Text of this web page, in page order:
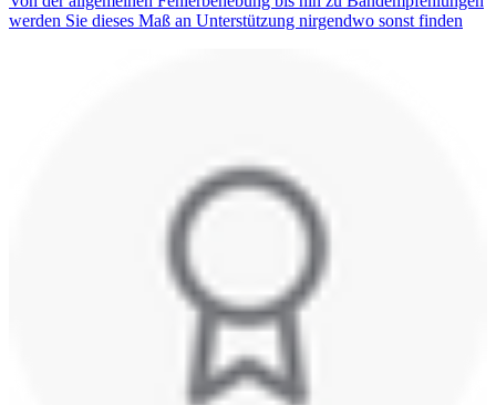
werden Sie dieses Maß an Unterstützung nirgendwo sonst finden